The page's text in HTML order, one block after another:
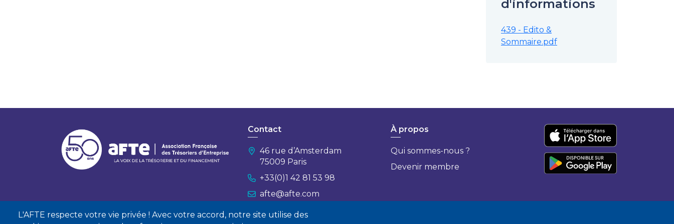
L'AFTE respecte votre vie privée ! Avec votre accord, notre site utilise des
d'informations
439 - Edito &
Sommaire.pdf
Contact
46 rue d’Amsterdam
75009 Paris
+33(0)1 42 81 53 98
afte@afte.com
Nous contacter
À propos
Qui sommes-nous ?
Devenir membre